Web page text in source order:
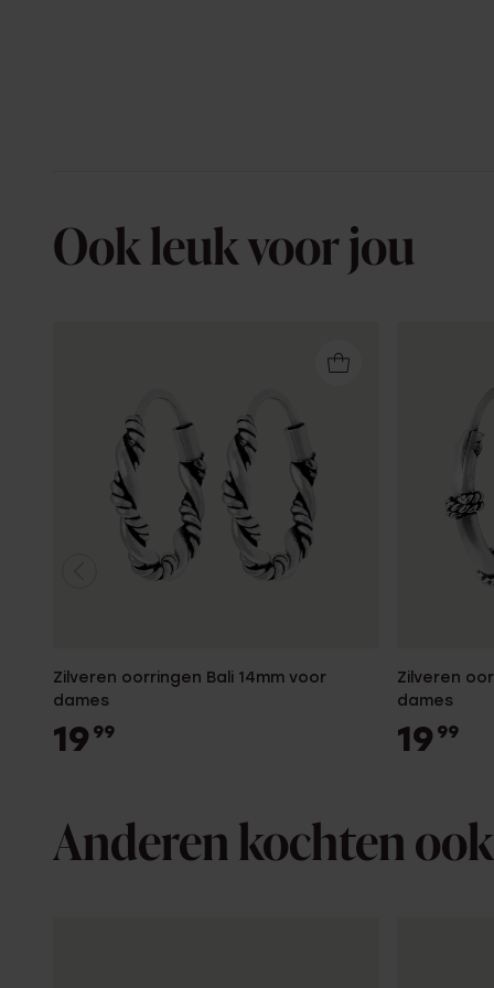
Ook leuk voor jou
Zilveren oorringen Bali 14mm voor
dames
19 99
Zilveren
dames
19 99
Anderen kochten ook